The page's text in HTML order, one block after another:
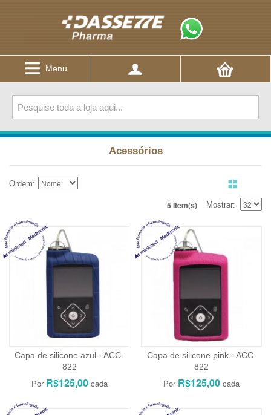
Menu
Acessórios
Ordem
5 Item(s) Mostrar
Capa de silicone azul - ACC-
822
R$125,00
Capa de silicone pink - ACC-
822
R$125,00